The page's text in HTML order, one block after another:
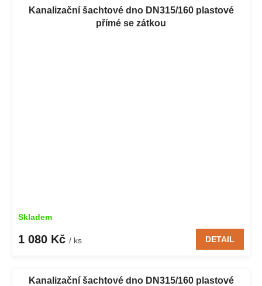
Kanalizační šachtové dno DN315/160 plastové
přímé se zátkou
Skladem
1 080 Kč / ks DETAIL
Kanalizační šachtové dno DN315/160 plastové